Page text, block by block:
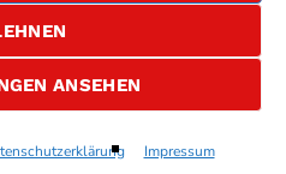
ANSEHEN
Impressum
ALLGEMEINE GESCHÄFTSBEDINGUNGEN